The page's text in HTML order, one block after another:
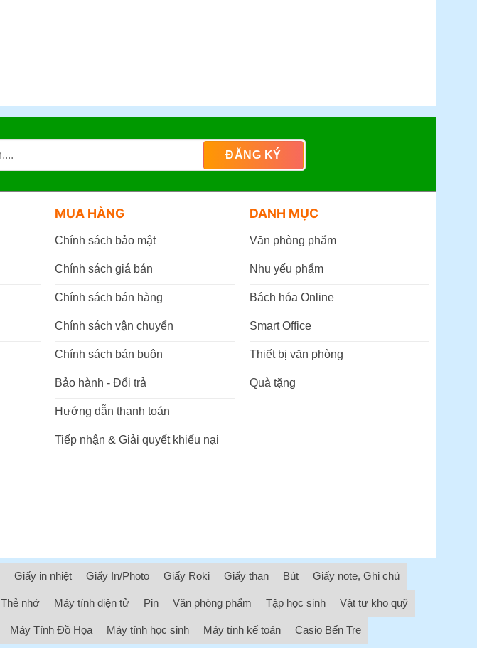
MUA HÀNG
Chính sách bảo mật
Chính sách giá bán
Chính sách bán hàng
Chính sách vận chuyển
Chính sách bán buôn
Bảo hành - Đổi trả
Hướng dẫn thanh toán
Tiếp nhận & Giải quyết khiếu nại
DANH MỤC
Văn phòng phẩm
Nhu yếu phẩm
Bách hóa Online
Smart Office
Thiết bị văn phòng
Quà tặng
Giấy in nhiệt Giấy In/Photo Giấy Roki Giấy than Bút Giấy note, Ghi chú
Thẻ nhớ Máy tính điện tử Pin Văn phòng phẩm Tập học sinh Vật tư kho quỹ
Máy Tính Đồ Họa Máy tính học sinh Máy tính kế toán Casio Bến Tre